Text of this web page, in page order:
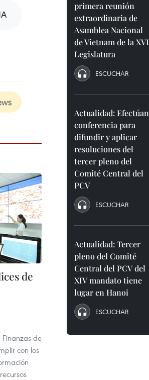
de
Finanzas de
con los
primera reunión
extraordinaria de
Asamblea Nacional
de Vietnam de la XVI
Legislatura
ESCUCHAR
Actualidad: Efectúan
conferencia para
difundir y aplicar
resoluciones del
tercer pleno del
Comité Central del
PCV
ESCUCHAR
Actualidad: Tercer
pleno del Comité
Central del PCV del
XIV mandato tiene
lugar en Hanoi
ESCUCHAR